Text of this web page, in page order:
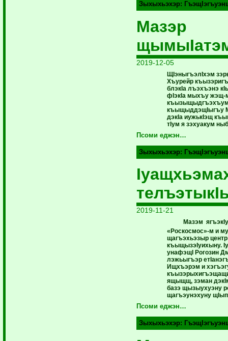
Зыхыхьэхэр:
Мазэр
2019-12-05
ЩIэныгъэлIхэм
Хъурейр
блэкIа лъэхъэнэ
фIэкIа мыхъу жэщ-
къыщыддэщIыгъу
дэкIа иужькIэщ
тIум я зэхуакум
Псоми еджэн…
Зыхыхьэхэр:
2019-11-21
Мазэм
«Роскосмос»-м и
щагъэхьэзыр
къыщызэIуихыну.
унафэщI Рогозин
лэжьыгъэр
Ищхъэрэм и
ящыщщ, зэман
базэ щызыухуэну
щагъэунэхуну
Псоми еджэн…
Зыхыхьэхэр: